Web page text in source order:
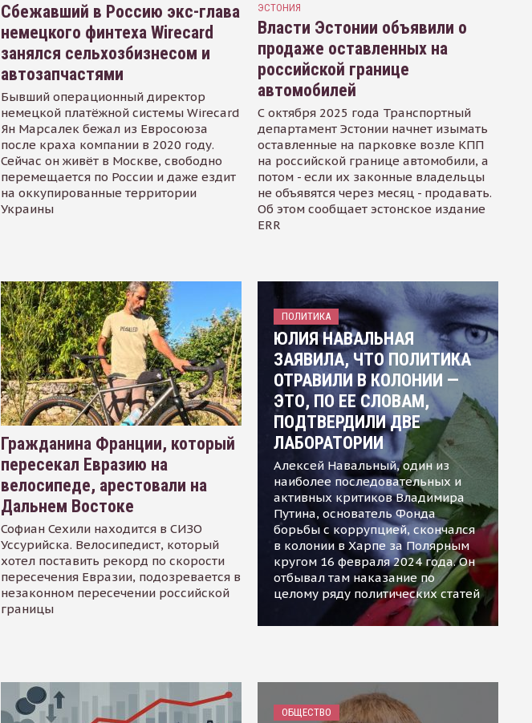
Сбежавший в Россию экс-глава
немецкого финтеха Wirecard
занялся сельхозбизнесом и
автозапчастями
Бывший операционный директор
немецкой платёжной системы Wirecard
Ян Марсалек бежал из Евросоюза
после краха компании в 2020 году.
Сейчас он живёт в Москве, свободно
перемещается по России и даже ездит
на оккупированные территории
Украины
ЭСТОНИЯ
Власти Эстонии объявили о
продаже оставленных на
российской границе
автомобилей
С октября 2025 года Транспортный
департамент Эстонии начнет изымать
оставленные на парковке возле КПП
на российской границе автомобили, а
потом - если их законные владельцы
не объявятся через месяц - продавать.
Об этом сообщает эстонское издание
ERR
Гражданина Франции, который
пересекал Евразию на
велосипеде, арестовали на
Дальнем Востоке
Софиан Сехили находится в СИЗО
Уссурийска. Велосипедист, который
хотел поставить рекорд по скорости
пересечения Евразии, подозревается в
незаконном пересечении российской
границы
ПОЛИТИКА
ЮЛИЯ НАВАЛЬНАЯ
ЗАЯВИЛА, ЧТО ПОЛИТИКА
ОТРАВИЛИ В КОЛОНИИ —
ЭТО, ПО ЕЕ СЛОВАМ,
ПОДТВЕРДИЛИ ДВЕ
ЛАБОРАТОРИИ
Алексей Навальный, один из
наиболее последовательных и
активных критиков Владимира
Путина, основатель Фонда
борьбы с коррупцией, скончался
в колонии в Харпе за Полярным
кругом 16 февраля 2024 года. Он
отбывал там наказание по
целому ряду политических статей
ОБЩЕСТВО